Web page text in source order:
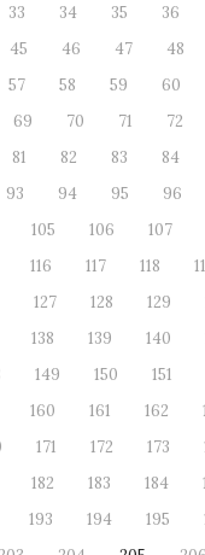
33 34 35 36
45 46 47 48
57 58 59 60
69 70 71 72
81 82 83 84
93 94 95 96
105 106 107
116 117 118
127 128 129
138 139 140
149 150 151
160 161 162
171 172 173
182 183 184
193 194 195